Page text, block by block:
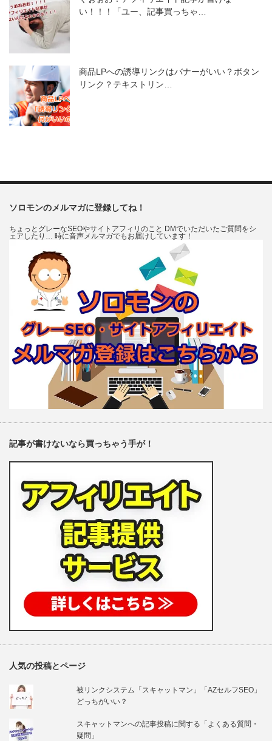
い！！！「ユー、記事買っちゃ…
商品LPへの誘導リンクはバナーがいい？ボタン
リンク？テキストリン…
ソロモンのメルマガに登録してね！
ちょっとグレーなSEOやサイトアフィリのこと DMでいただいたご質問をシ
ェアしたり… 時に音声メルマガでもお届けしています！
記事が書けないなら買っちゃう手が！
人気の投稿とページ
被リンクシステム「スキャットマン」「AZセルフSEO」
どっちがいい？
スキャットマンへの記事投稿に関する「よくある質問・
疑問」